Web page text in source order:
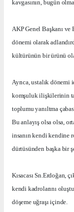
kavgasının, bugün
AKP Genel Başkanı ve
dönemi olarak
kültürünün bir ürünü
Ayrıca, ustalık dönemi
komşuluk ilişkilerinin
toplumu yanıltma
Bu anlayış olsa olsa,
insanın kendi kendine
dürtüsünden başka bir
Kısacası Sn.Erdoğan,
kendi kadrolarını
döşeme uğraşı içinde.